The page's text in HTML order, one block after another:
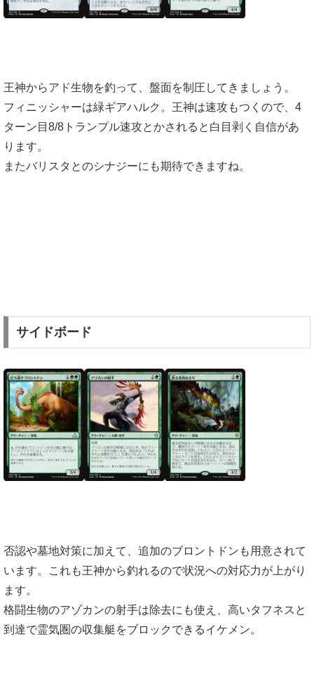
王神からアド生物を釣って、盤面を制圧してきましょう。
フィニッシャーは緑ギアハルク。王神は速攻もつくので、4
ターン目8/8トランプル速攻とかされると白目剥く自信があ
ります。
またバリスタとのシナジーにも期待できますね。
サイドボード
否認や墓地対策に加えて、追加のブロントドンも用意されて
います。これも王神から釣れるので状況への対応力が上がり
ます。
格闘生物のアゾカンの射手は除去にも使え、高いタフネスと
到達で霊気圏の収集艇をブロックできるイケメン。